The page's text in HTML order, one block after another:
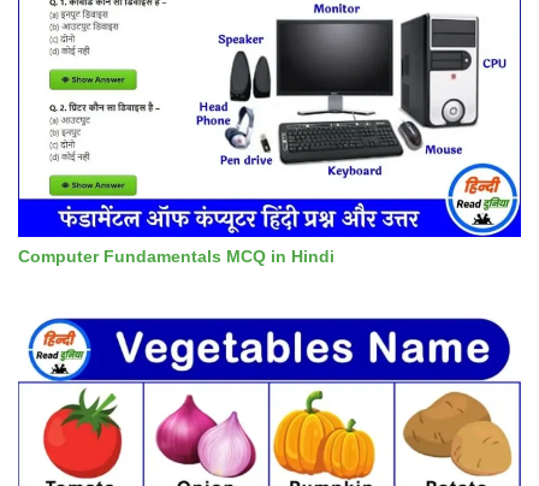
Computer Fundamentals MCQ in Hindi